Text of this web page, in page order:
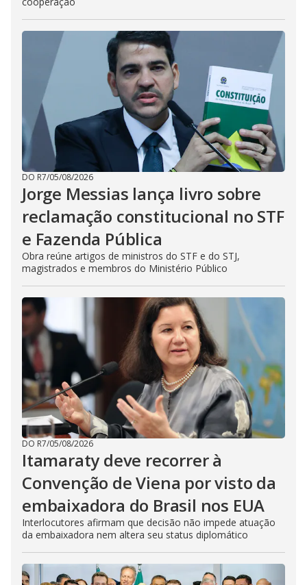
DO R7/05/08/2026
Jorge Messias lança livro sobre
reclamação constitucional no STF
e Fazenda Pública
Obra reúne artigos de ministros do STF e do STJ,
magistrados e membros do Ministério Público
DO R7/05/08/2026
Itamaraty deve recorrer à
Convenção de Viena por visto da
embaixadora do Brasil nos EUA
Interlocutores afirmam que decisão não impede atuação
da embaixadora nem altera seu status diplomático